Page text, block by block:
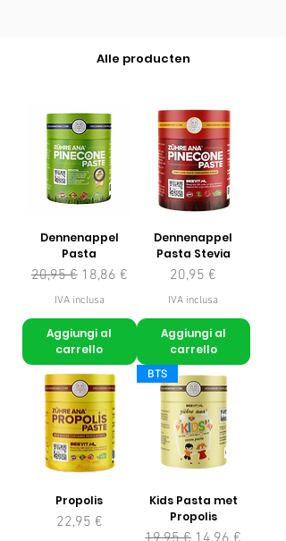
Alle producten
Dennenappel
Pasta
Prezzo regolare
20,95 € Prezzo scontato
18,86 €
IVA inclusa
Aggiungi al
carrello
Dennenappel
Pasta Stevia
Prezzo
20,95 €
IVA inclusa
Aggiungi al
carrello
Propolis
Prezzo
22,95 €
BTS
Kids Pasta met
Propolis